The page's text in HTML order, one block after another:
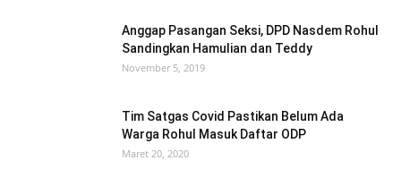
Anggap Pasangan Seksi, DPD Nasdem Rohul
Sandingkan Hamulian dan Teddy
November 5, 2019
Tim Satgas Covid Pastikan Belum Ada
Warga Rohul Masuk Daftar ODP
Maret 20, 2020